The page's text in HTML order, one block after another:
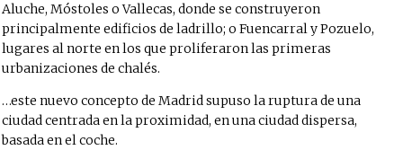
Aluche, Móstoles o Vallecas, donde se construyeron
principalmente edificios de ladrillo; o Fuencarral y Pozuelo,
lugares al norte en los que proliferaron las primeras
urbanizaciones de chalés.
…este nuevo concepto de Madrid supuso la ruptura de una
ciudad centrada en la proximidad, en una ciudad dispersa,
basada en el coche.